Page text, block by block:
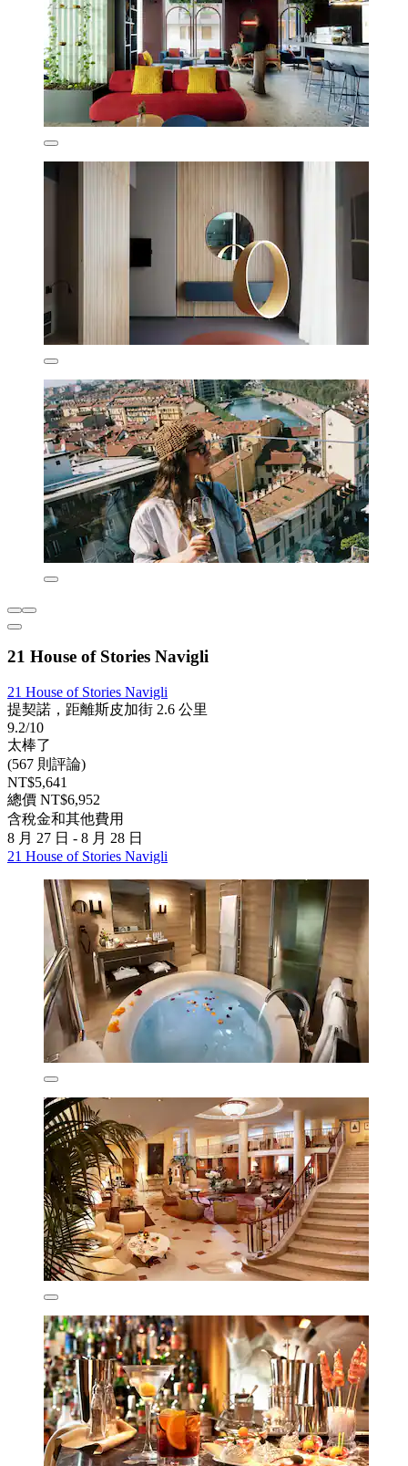
21 House of Stories Navigli
21 House of Stories Navigli
提契諾，距離斯皮加街 2.6 公里
9.2/10
太棒了
(567 則評論)
NT$5,641
總價 NT$6,952
含稅金和其他費用
8 月 27 日 - 8 月 28 日
21 House of Stories Navigli